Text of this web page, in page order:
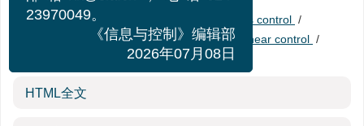
Keywords: modern control theory process control /
optimizing control/predictive control/nonlinear control /
thermal process
HTML全文
23970049。
《信息与控制》编辑部
2026年07月08日